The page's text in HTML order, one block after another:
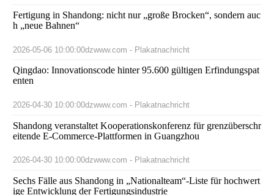
Fertigung in Shandong: nicht nur „große Brocken“, sondern auc
h „neue Bahnen“
2026-05-06 10:00:00dzwww.com - Plakatnachricht
Qingdao: Innovationscode hinter 95.600 gültigen Erfindungspat
enten
2026-04-30 10:00:00dzwww.com - Plakatnachricht
Shandong veranstaltet Kooperationskonferenz für grenzüberschr
eitende E-Commerce-Plattformen in Guangzhou
2026-04-30 10:00:00dzwww.com - Plakatnachricht
Sechs Fälle aus Shandong in „Nationalteam“-Liste für hochwert
ige Entwicklung der Fertigungsindustrie